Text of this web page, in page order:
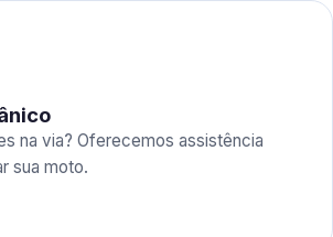
na via? Oferecemos assistência
sua moto.